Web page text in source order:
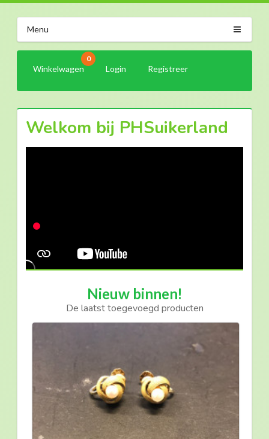
Menu
Winkelwagen
0
Login Registreer
Welkom bij PHSuikerland
Nieuw binnen!
De laatst toegevoegd producten